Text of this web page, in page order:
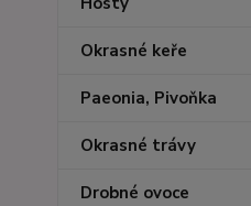
Okrasné keře
Paeonia, Pivoňka
Okrasné trávy
Drobné ovoce